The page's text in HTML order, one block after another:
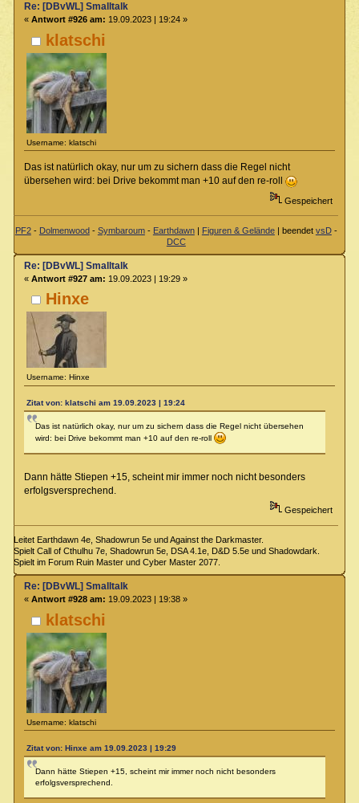
klatschi
Username: klatschi
Re: [DBvWL] Smalltalk
« Antwort #926 am: 19.09.2023 | 19:24 »
Das ist natürlich okay, nur um zu sichern dass die Regel nicht
übersehen wird: bei Drive bekommt man +10 auf den re-roll
Gespeichert
PF2- Dolmenwood- Symbaroum- Earthdawn| Figuren & Gelände| beendet vsD-
DCC
Hinxe
Username: Hinxe
Re: [DBvWL] Smalltalk
« Antwort #927 am: 19.09.2023 | 19:29 »
Zitat von: klatschi am 19.09.2023 | 19:24
Das ist natürlich okay, nur um zu sichern dass die Regel nicht übersehen
wird: bei Drive bekommt man +10 auf den re-roll
Dann hätte Stiepen +15, scheint mir immer noch nicht besonders
erfolgsversprechend.
Gespeichert
Leitet Earthdawn 4e, Shadowrun 5e und Against the Darkmaster.
Spielt Call of Cthulhu 7e, Shadowrun 5e, DSA 4.1e, D&D 5.5e und Shadowdark.
Spielt im Forum Ruin Master und Cyber Master 2077.
klatschi
Username: klatschi
Re: [DBvWL] Smalltalk
« Antwort #928 am: 19.09.2023 | 19:38 »
Zitat von: Hinxe am 19.09.2023 | 19:29
Dann hätte Stiepen +15, scheint mir immer noch nicht besonders
erfolgsversprechend.